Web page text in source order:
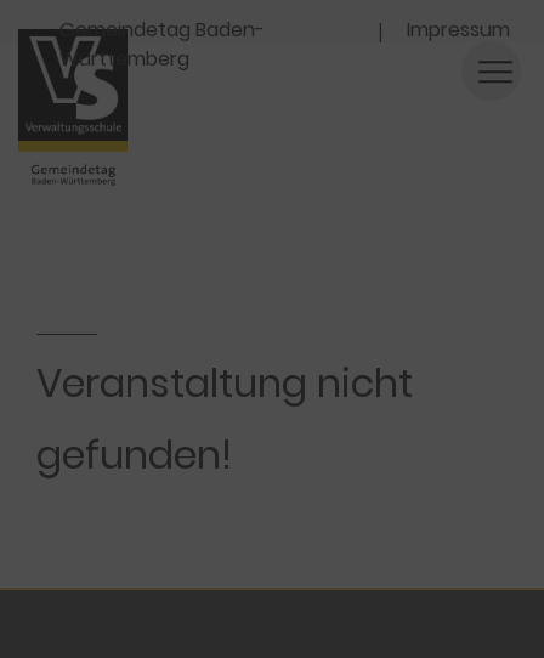
Navigation
Gemeindetag Baden-
Württemberg
Impressum
Veranstaltung nicht
gefunden!